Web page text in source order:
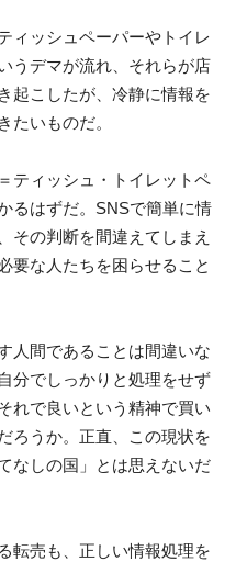
ィッシュペーパーやトイレ
うデマが流れ、それらが店
起こしたが、冷静に情報を
たいものだ。
ティッシュ・トイレットペ
るはずだ。SNSで簡単に情
その判断を間違えてしまえ
要な人たちを困らせること
人間であることは間違いな
分でしっかりと処理をせず
れで良いという精神で買い
ろうか。正直、この現状を
なしの国」とは思えないだ
転売も、正しい情報処理を